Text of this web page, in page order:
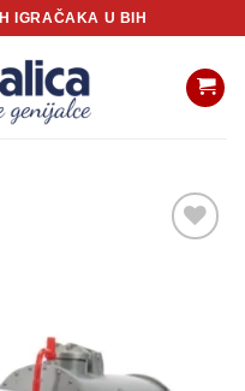
IGRAČAKA U BIH